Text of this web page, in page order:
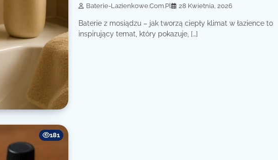
Baterie-Lazienkowe.com.pl 28 Kwietnia, 2026
Baterie z mosiądzu – jak tworzą ciepły klimat w łazience to
inspirujący temat, który pokazuje, […]
181